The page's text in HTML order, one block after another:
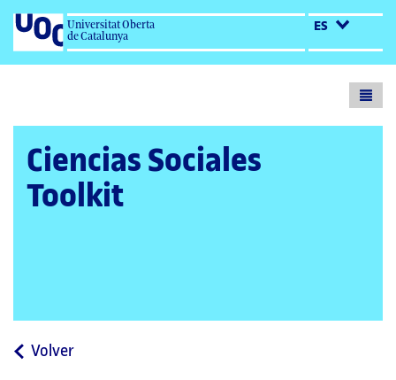
Universitat Oberta
de Catalunya
ES
Ciencias Sociales
Toolkit
Volvera